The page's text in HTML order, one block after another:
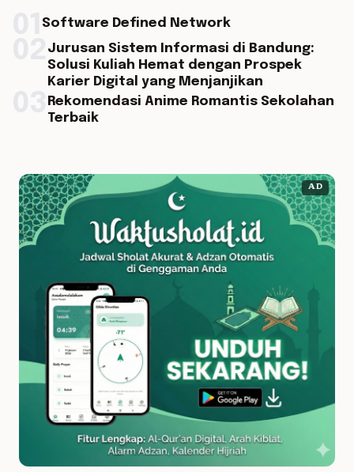
Software Defined Network
Jurusan Sistem Informasi di Bandung:
Solusi Kuliah Hemat dengan Prospek
Karier Digital yang Menjanjikan
Rekomendasi Anime Romantis Sekolahan
Terbaik
AD